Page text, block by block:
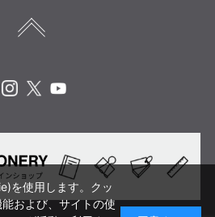
を使用します。クッ
および、サイトの使